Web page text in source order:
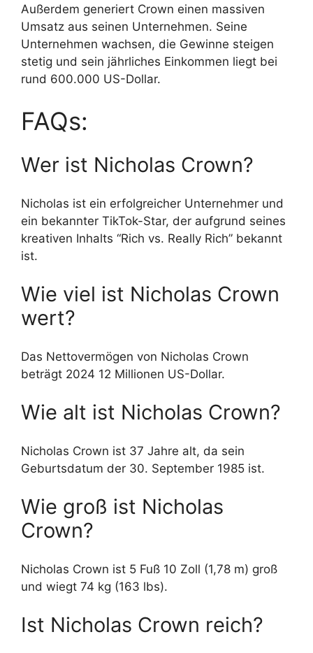
Außerdem generiert Crown einen massiven
Umsatz aus seinen Unternehmen. Seine
Unternehmen wachsen, die Gewinne steigen
stetig und sein jährliches Einkommen liegt bei
rund 600.000 US-Dollar.
FAQs:
Wer ist Nicholas Crown?
Nicholas ist ein erfolgreicher Unternehmer und
ein bekannter TikTok-Star, der aufgrund seines
kreativen Inhalts “Rich vs. Really Rich” bekannt
ist.
Wie viel ist Nicholas Crown
wert?
Das Nettovermögen von Nicholas Crown
beträgt 2024 12 Millionen US-Dollar.
Wie alt ist Nicholas Crown?
Nicholas Crown ist 37 Jahre alt, da sein
Geburtsdatum der 30. September 1985 ist.
Wie groß ist Nicholas
Crown?
Nicholas Crown ist 5 Fuß 10 Zoll (1,78 m) groß
und wiegt 74 kg (163 lbs).
Ist Nicholas Crown reich?